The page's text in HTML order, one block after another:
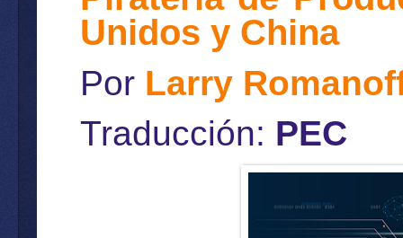
Unidos y China
Por Larry
Traducción: PEC